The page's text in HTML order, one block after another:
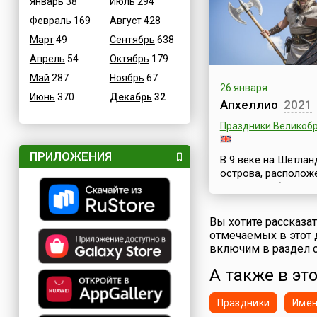
Февраль 169
Март49
Апрель 54
Май 287
Июнь 370
Август428
Сентябрь 638
Октябрь 179
Ноябрь 67
Декабрь 32
ПРИЛОЖЕНИЯ
чрезвычайно
благоприятны для
и астрономически
— ежегодно в
по 16 января
начинает свое
шестимесячное
путешествие на
(Uttarayana),
созвездие
празднуется в
26 января
Апхеллио 2021
Праздники
В 9 веке на
острова,
рядом с
викинги,
страницу в истории
островов. Этому
и посвящен
праздник Апхеллио
Up Helly Аa),
главном городе
Вы хотите
отмечаемых в этот
включим в раздел
А также в
Праздники